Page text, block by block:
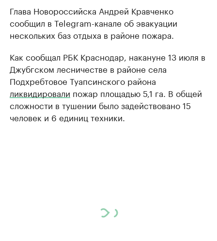
Глава Новороссийска Андрей Кравченко
сообщил в Telegram-канале об эвакуации
нескольких баз отдыха в районе пожара.
Как сообщал РБК Краснодар, накануне 13 июля в
Джубгском лесничестве в районе села
Подхребтовое Туапсинского района
ликвидировали пожар площадью 5,1 га. В общей
сложности в тушении было задействовано 15
человек и 6 единиц техники.